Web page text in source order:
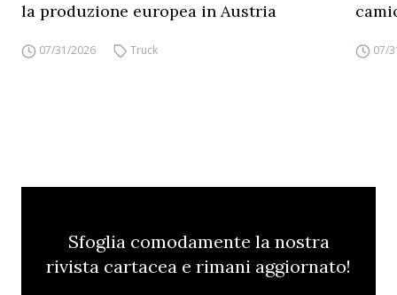
la produzione europea in Austria
07/31/2026 Truck 07/
Sfoglia comodamente la nostra
rivista cartacea e rimani aggiornato!